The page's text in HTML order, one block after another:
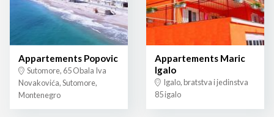
Appartements Popovic
Sutomore, 65 Obala Iva
Novakovića, Sutomore,
Montenegro
Appartements Maric
Igalo
Igalo, bratstva i jedinstva
85 igalo